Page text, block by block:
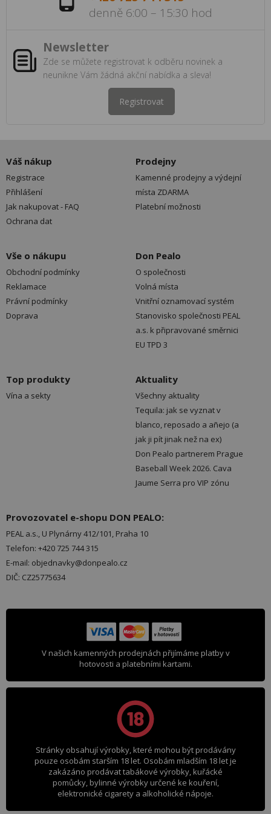
denně 6:00 – 15:30 hod
Newsletter
Zde se můžete registrovat k odběru novinek a
neunikne Vám žádná akční nabídka a sleva!
Registrovat
Váš nákup
Registrace
Přihlášení
Jak nakupovat - FAQ
Ochrana dat
Prodejny
Kamenné prodejny a výdejní
místa ZDARMA
Platební možnosti
Vše o nákupu
Obchodní podmínky
Reklamace
Právní podmínky
Doprava
Don Pealo
O společnosti
Volná místa
Vnitřní oznamovací systém
Stanovisko společnosti PEAL
a.s. k připravované směrnici
EU TPD 3
Top produkty
Vína a sekty
Aktuality
Všechny aktuality
Tequila: jak se vyznat v
blanco, reposado a añejo (a
jak ji pít jinak než na ex)
Don Pealo partnerem Prague
Baseball Week 2026. Cava
Jaume Serra pro VIP zónu
Provozovatel e-shopu DON PEALO:
PEAL a.s., U Plynárny 412/101, Praha 10
Telefon: +420 725 744 315
E-mail: objednavky@donpealo.cz
DIČ: CZ25775634
V našich kamenných prodejnách přijímáme platby v
hotovosti a platebními kartami.
Stránky obsahují výrobky, které mohou být prodávány
pouze osobám starším 18 let. Osobám mladším 18 let je
zakázáno prodávat tabákové výrobky, kuřácké
pomůcky, bylinné výrobky určené ke kouření,
elektronické cigarety a alkoholické nápoje.